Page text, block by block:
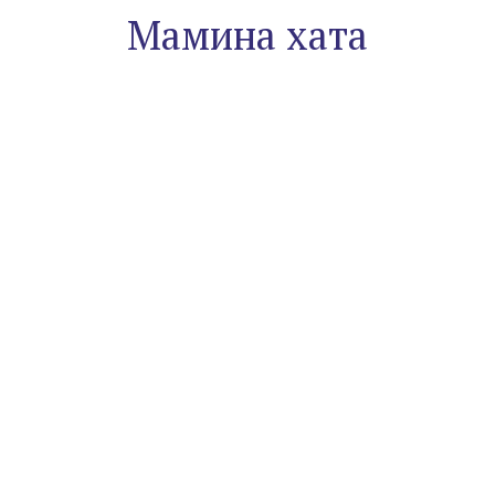
Мамина хата